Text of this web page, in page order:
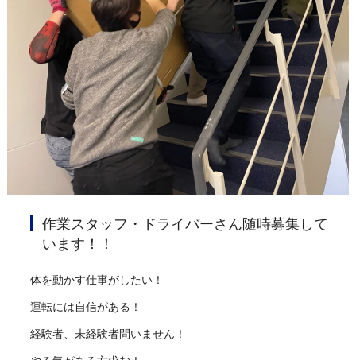
作業スタッフ・ドライバーさん随時募集して
います！！
体を動かす仕事がしたい！
運転には自信がある！
経験者、未経験者問いません！